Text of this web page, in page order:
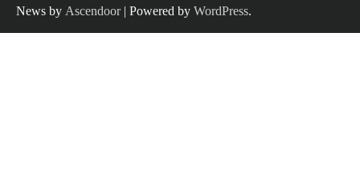
News by Ascendoor| Powered by WordPress.